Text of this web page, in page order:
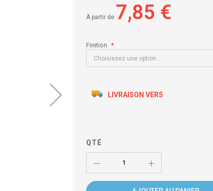
À partir de 7,85 €
Finition
LIVRAISON VERS
QTÉ